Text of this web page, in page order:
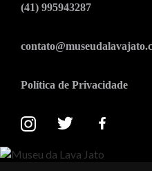
(41) 995943287
Política de Privacidade